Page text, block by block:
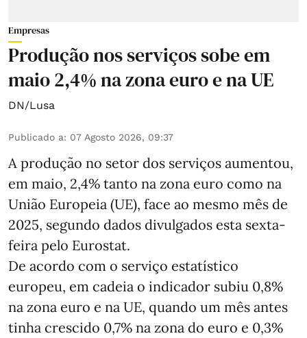
Empresas
Produção nos serviços sobe em
maio 2,4% na zona euro e na UE
DN/Lusa
Publicado a: 07 Agosto 2026, 09:37
A produção no setor dos serviços aumentou,
em maio, 2,4% tanto na zona euro como na
União Europeia (UE), face ao mesmo mês de
2025, segundo dados divulgados esta sexta-
feira pelo Eurostat.
De acordo com o serviço estatístico
europeu, em cadeia o indicador subiu 0,8%
na zona euro e na UE, quando um mês antes
tinha crescido 0,7% na zona do euro e 0,3%